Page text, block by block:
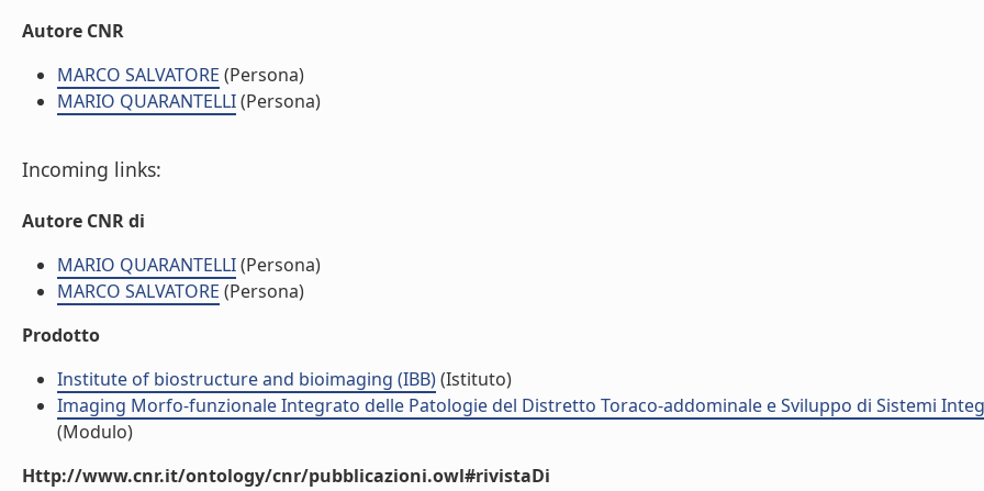
Autore CNR
MARCO SALVATORE (Persona)
MARIO QUARANTELLI(Persona)
Incoming links:
Autore CNR di
MARIO QUARANTELLI(Persona)
MARCO SALVATORE (Persona)
Prodotto
Institute of biostructure and bioimaging (IBB)(Istituto)
Imaging Morfo-funzionale Integrato delle Patologie del Distretto Toraco-addominale e Sviluppo di Sistemi
(Modulo)
Http://www.cnr.it/ontology/cnr/pubblicazioni.owl#rivistaDi